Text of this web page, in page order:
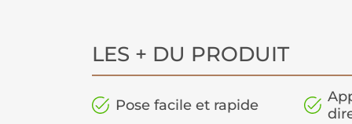
LES + DU PRODUIT
Pose facile et rapide